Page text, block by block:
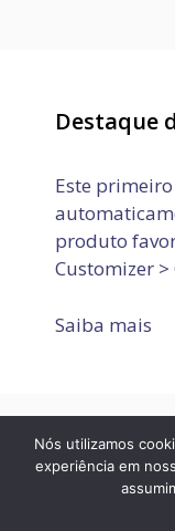
Destaque
Este
produto
Customizer >
Saiba mais
Política de
© 2026
Nós utilizamos
experiência em